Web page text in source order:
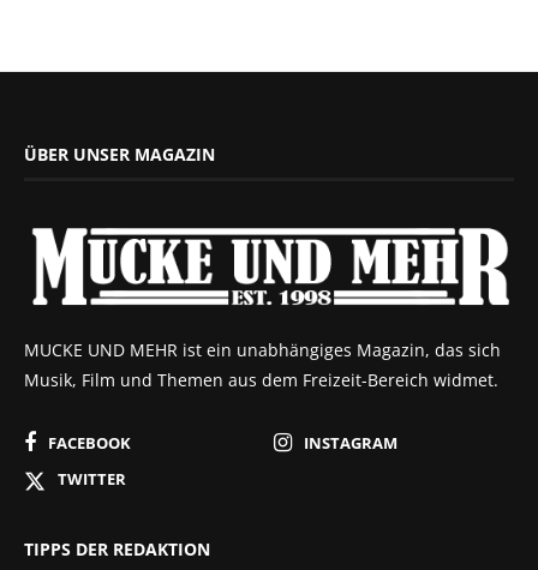
ÜBER UNSER MAGAZIN
MUCKE UND MEHR ist ein unabhängiges Magazin, das sich
Musik, Film und Themen aus dem Freizeit-Bereich widmet.
FACEBOOK
INSTAGRAM
TWITTER
TIPPS DER REDAKTION